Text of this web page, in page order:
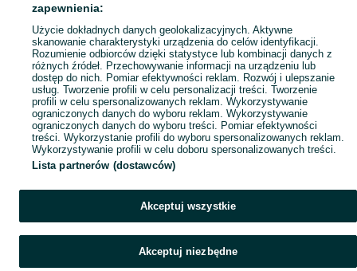
zapewnienia:
Użycie dokładnych danych geolokalizacyjnych. Aktywne
skanowanie charakterystyki urządzenia do celów identyfikacji.
Rozumienie odbiorców dzięki statystyce lub kombinacji danych z
różnych źródeł. Przechowywanie informacji na urządzeniu lub
dostęp do nich. Pomiar efektywności reklam. Rozwój i ulepszanie
usług. Tworzenie profili w celu personalizacji treści. Tworzenie
profili w celu spersonalizowanych reklam. Wykorzystywanie
ograniczonych danych do wyboru reklam. Wykorzystywanie
ograniczonych danych do wyboru treści. Pomiar efektywności
treści. Wykorzystanie profili do wyboru spersonalizowanych reklam.
Wykorzystywanie profili w celu doboru spersonalizowanych treści.
Lista partnerów (dostawców)
Akceptuj wszystkie
Akceptuj niezbędne